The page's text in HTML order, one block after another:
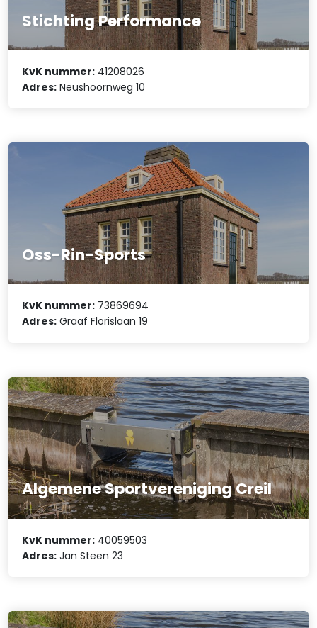
Stichting Performance
KvK nummer: 41208026
Adres: Neushoornweg 10
Oss-Rin-Sports
KvK nummer: 73869694
Adres: Graaf Florislaan 19
Algemene Sportvereniging Creil
KvK nummer: 40059503
Adres: Jan Steen 23